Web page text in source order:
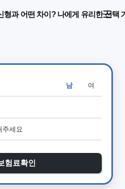
형과 어떤 차이? 나에게 유리한 선택
남 여
험료확인